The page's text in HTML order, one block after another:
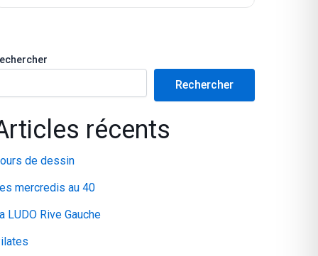
Rechercher
récents
de dessin
mercredis au 40
LUDO Rive Gauche